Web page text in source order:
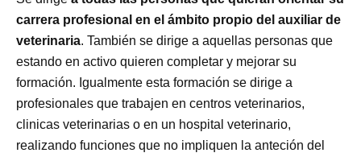
carrera profesional en el ámbito propio del auxiliar de
veterinaria. También se dirige a aquellas personas que
estando en activo quieren completar y mejorar su
formación. Igualmente esta formación se dirige a
profesionales que trabajen en centros veterinarios,
clinicas veterinarias o en un hospital veterinario,
realizando funciones que no impliquen la anteción del